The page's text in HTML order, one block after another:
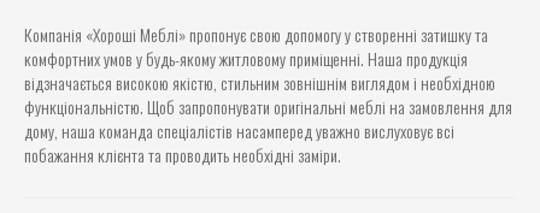
Компанія «Хороші Меблі» пропонує свою допомогу у створенні затишку та
комфортних умов у будь-якому житловому приміщенні. Наша продукція
відзначається високою якістю, стильним зовнішнім виглядом і необхідною
функціональністю. Щоб запропонувати оригінальні меблі на замовлення для
дому, наша команда спеціалістів насамперед уважно вислуховує всі
побажання клієнта та проводить необхідні заміри.